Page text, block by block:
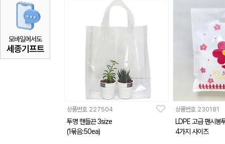
모바일에서도
세종기프트
상품번호 227504
투명 핸들끈 3size
(1묶음:50ea)
상품번호 230181
LDPE 고급 팬시봉
4가지 사이즈